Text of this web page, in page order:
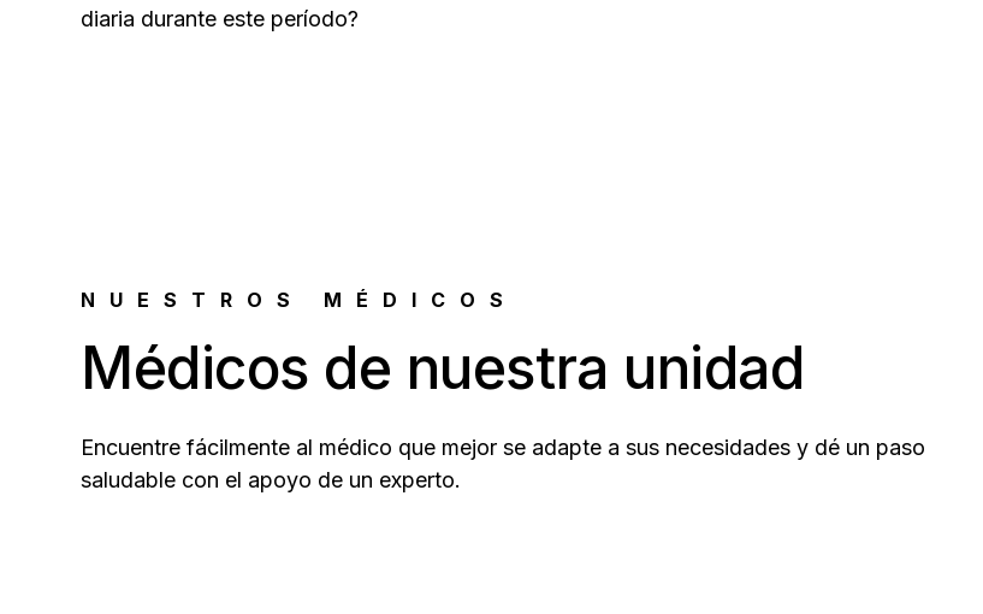
diaria durante este período?
NUESTROS MÉDICOS
Médicos de nuestra unidad
Encuentre fácilmente al médico que mejor se adapte a sus necesidades y dé un paso
saludable con el apoyo de un experto.